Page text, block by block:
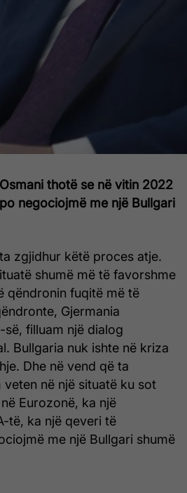
thotë se në vitin 2022
negociojmë me një Bullgari
zgjidhur këtë proces atje.
shumë më të favorshme
qëndronin fuqitë më të
Gjermania
filluam një dialog
Bullgaria nuk ishte në kriza
Dhe në vend që ta
në një situatë ku sot
Eurozonë, ka një
të, ka një qeveri të
me një Bullgari shumë